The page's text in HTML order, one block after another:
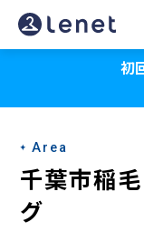
千
葉
稲
毛
区
の
初
Area
千葉市稲
グ